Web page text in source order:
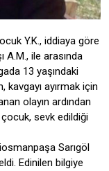
Y.K., iddiaya göre
A.M., ile arasında
13 yaşındaki
ayırmak için
olayın ardından
sevk edildiği
Sarıgöl
Edinilen bilgiye